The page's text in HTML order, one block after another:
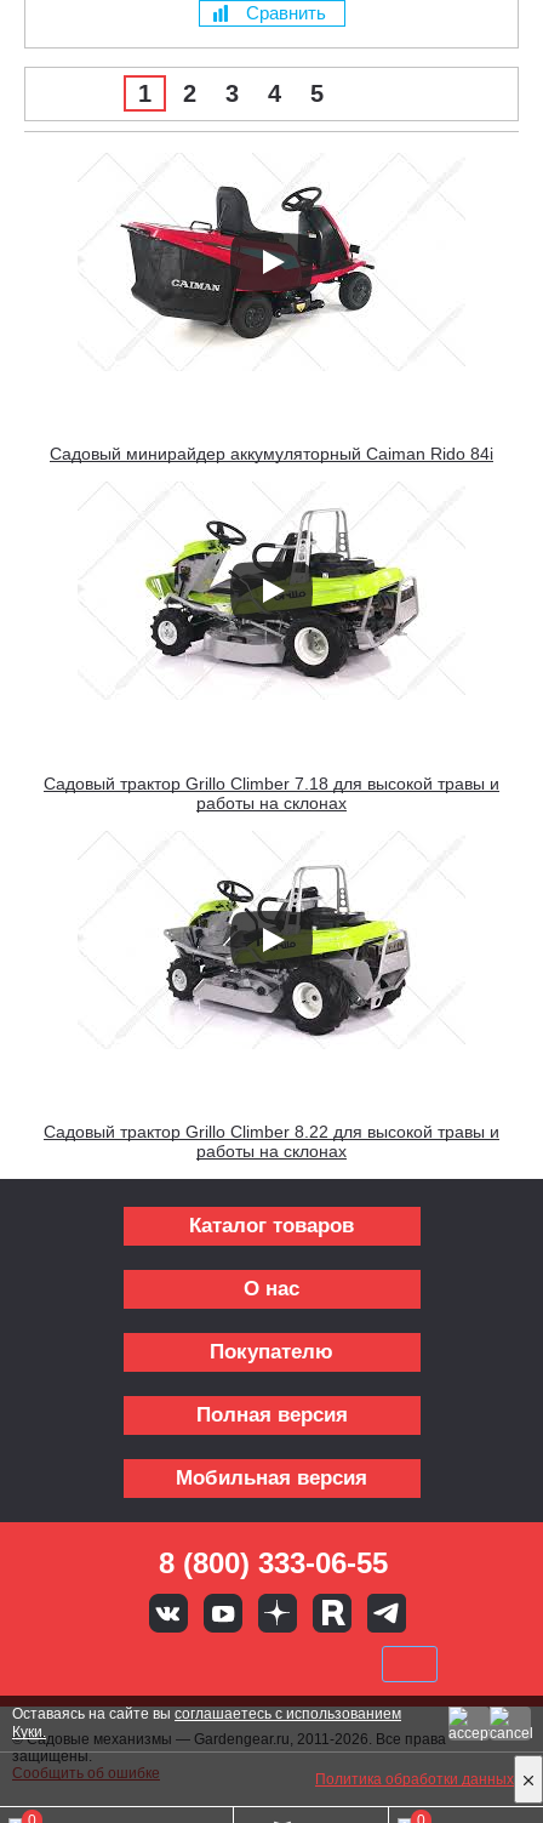
Сравнить
1 2 3 4 5
Садовый минирайдер аккумуляторный Caiman Rido 84i
Садовый трактор Grillo Climber 7.18 для высокой травы и
работы на склонах
Садовый трактор Grillo Climber 8.22 для высокой травы и
работы на склонах
Каталог товаров
О нас
Покупателю
Полная версия
Мобильная версия
8 (800) 333-06-55
© Садовые механизмы — Gardengear.ru, 2011-2026. Все права
защищены.
Сообщить об ошибке
Политика обработки данных
Оставаясь на сайте вы соглашаетесь с использованием
Куки.